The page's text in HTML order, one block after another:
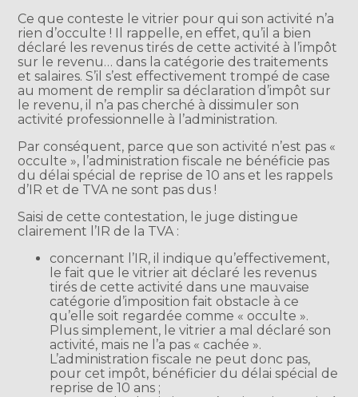
Ce que conteste le vitrier pour qui son activité n’a
rien d’occulte ! Il rappelle, en effet, qu’il a bien
déclaré les revenus tirés de cette activité à l’impôt
sur le revenu… dans la catégorie des traitements
et salaires. S’il s’est effectivement trompé de case
au moment de remplir sa déclaration d’impôt sur
le revenu, il n’a pas cherché à dissimuler son
activité professionnelle à l’administration.
Par conséquent, parce que son activité n’est pas «
occulte », l’administration fiscale ne bénéficie pas
du délai spécial de reprise de 10 ans et les rappels
d’IR et de TVA ne sont pas dus !
Saisi de cette contestation, le juge distingue
clairement l’IR de la TVA :
concernant l’IR, il indique qu’effectivement,
le fait que le vitrier ait déclaré les revenus
tirés de cette activité dans une mauvaise
catégorie d’imposition fait obstacle à ce
qu’elle soit regardée comme « occulte ».
Plus simplement, le vitrier a mal déclaré son
activité, mais ne l’a pas « cachée ».
L’administration fiscale ne peut donc pas,
pour cet impôt, bénéficier du délai spécial de
reprise de 10 ans ;